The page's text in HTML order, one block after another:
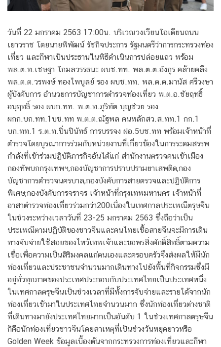
วันที่ 22 มกราคม 2563 17:00น. บริเวณวงเวียนโอเดียนถนน
เยาวราช โดยนายพิพัฒน์ รัชกิจประการ รัฐมนตรีว่าการกระทรวงท่อง
เที่ยว และกีฬาเป็นประธานในพิธีดำเนินการปล่อยแถว พร้อม
พล.ต.ท.เชษฐา โกมลวรรธนะ ผบช.ทท. พล.ต.ต.อังกูร คล้ายคลึง
พล.ต.ต.วรพงษ์ ทองไพบูลย์ รอง ผบช.ทท. พล.ต.ต.มานัส ศรีวงษา
ผู้บังคับการ อำนวยการบัญชาการตำรวจท่องเที่ยว พ.ต.อ.ชัยฤทธิ์
อนุฤทธิ์ รอง ผบก.ทท. พ.ต.ท.ภูริทัต บุญช่วย รอง
ผกก.บก.ทท.1บช.ทท พ.ต.ต.ณัฐพล คนหลักสว.ส.ทท.1 กก.1
บก.ทท.1 ร.ต.ท.ปิ่นปินัทธ์ การบรรจง ฝอ.5บช.ทท พร้อมเจ้าหน้าที่
ตำรวจโดยบูรณาการร่วมกับหน่วยงานที่เกี่ยวข้องในการระดมสรรพ
กำลังที่เข้าร่วมปฏิบัติภารกิจอันได้แก่ สำนักงานตรวจคนเข้าเมือง
กองทัพบกกรุงเทพฯ,กองบัญชาการปราบปรามยาเสพติด,กอง
บัญชาการตำรวจนครบาล,กองบังคับการสายตรวจและปฏิบัติการ
พิเศษ,กองบังคับการจราจร เจ้าหน้าที่กรุงเทพมหานคร เจ้าหน้าที่
อาสาตำรวจท่องเที่ยวร่วมกว่า200เนื่องในเทศกาลประเพณีตรุษจีน
ในช่วงระหว่างเวลาวันที่ 23-25 มกราคม 2563 ซึ่งถือว่าเป็น
ประเพณีตามปฏิบัติของชาวจีนและคนไทยเชื้อสายจีนจะมีการเดิน
ทางจับจ่ายใช้สอยของไหว้เทพเจ้าและขอพรสิ่งศักดิ์สิทธิ์ตามความ
เชื่อเพื่อความเป็นสิริมงคลแก่ตนเองและครอบครัวจึงส่งผลให้มีนัก
ท่องเที่ยวและประชาชนจำนวนมากเดินทางไปยังพื้นที่กิจกรรมซึ่งมี
อยู่ทั่วทุกภาคของประเทศประกอบกับประเทศไทยเป็นประเทศหนึ่ง
ในเทศกาลตรุษจีนเป็นช่วงเวลาที่มีทั้งการจับจ่ายและรายได้จากนัก
ท่องเที่ยวเข้ามาในประเทศไทยจำนวนมาก ซึ่งนักท่องเที่ยวต่างชาติ
ที่เดินทางมายังประเทศไทยมากเป็นอันดับ 1 ในช่วงเทศกาลตรุษจีน
ก็คือนักท่องเที่ยวชาวจีนโดยสาเหตุที่เป็นช่วงวันหยุดยาวหรือ
Golden Week ข้อมูลเบื้องต้นจากกระทรวงการท่องเที่ยวและกีฬา